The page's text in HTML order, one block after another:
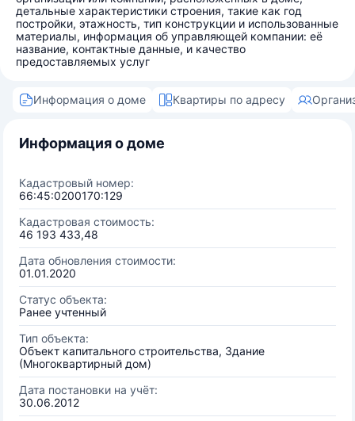
детальные характеристики строения, такие как год
постройки, этажность, тип конструкции и использованные
материалы, информация об управляющей компании: её
название, контактные данные, и качество
предоставляемых услуг
Информация о доме Квартиры по адресу
Информация о доме
Кадастровый номер:
66:45:0200170:129
Кадастровая стоимость:
46 193 433,48
Дата обновления стоимости:
01.01.2020
Статус объекта:
Ранее учтенный
Тип объекта:
Объект капитального строительства, Здание
(Многоквартирный дом)
Дата постановки на учёт:
30.06.2012